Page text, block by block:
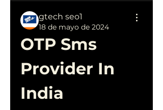
gtech seo1
18 de mayo de 2024
OTP Sms
Provider In
India